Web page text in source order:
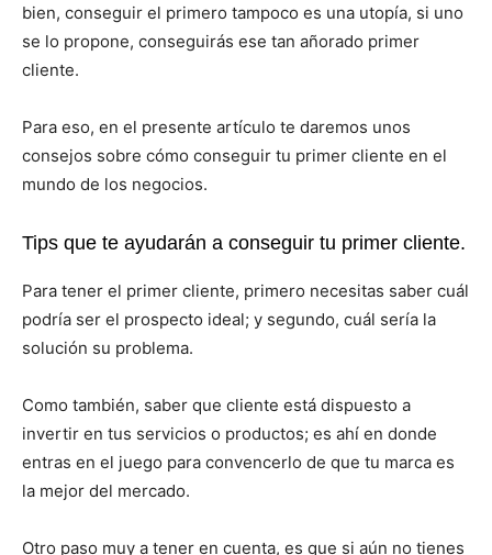
bien, conseguir el primero tampoco es una utopía, si uno
se lo propone, conseguirás ese tan añorado primer
cliente.
Para eso, en el presente artículo te daremos unos
consejos sobre cómo conseguir tu primer cliente en el
mundo de los negocios.
Tips que te ayudarán a conseguir tu primer cliente.
Para tener el primer cliente, primero necesitas saber cuál
podría ser el prospecto ideal; y segundo, cuál sería la
solución su problema.
Como también, saber que cliente está dispuesto a
invertir en tus servicios o productos; es ahí en donde
entras en el juego para convencerlo de que tu marca es
la mejor del mercado.
Otro paso muy a tener en cuenta, es que si aún no tienes